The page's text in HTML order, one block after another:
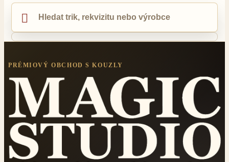

PRÉMIOVÝ OBCHOD S KOUZLY